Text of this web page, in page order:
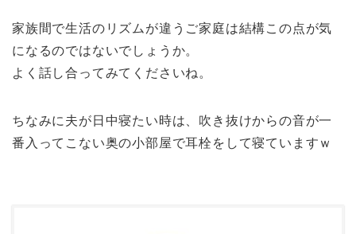
家族間で生活のリズムが違うご家庭は結構この点が気
になるのではないでしょうか。
よく話し合ってみてくださいね。
ちなみに夫が日中寝たい時は、吹き抜けからの音が一
番入ってこない奥の小部屋で耳栓をして寝ていますｗ